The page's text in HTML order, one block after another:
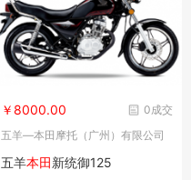
0成交
￥8000.00
五羊—本田摩托（广州）有限公司
五羊本田新统御125